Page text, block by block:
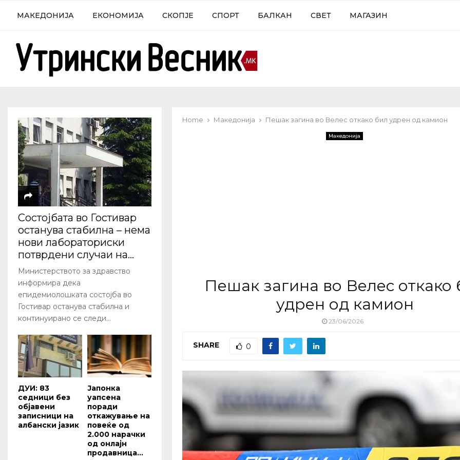
МАКЕДОНИЈА ЕКОНОМИЈА СКОПЈЕ СПОРТ БАЛКАН СВЕТ МАГАЗИН
Home Македонија Пешак загина во Велес откако бил удрен од камион
Македонија
Пешак загина во Велес откако
удрен од камион
23/06/2026
SHARE 0
Состојбата во Гостивар
останува стабилна – нема
нови лабораториски
потврдени случаи на...
Министерството за здравство
информира дека
епидемиолошката состојба во
Гостивар останува стабилна и
континуирано се следи...
ДУИ: 83
седници без
објавени
записници на
албански јазик
Јапонка
уапсена
поради
откажување на
повеќе од
2.000 нарачки
од онлајн
продавница...